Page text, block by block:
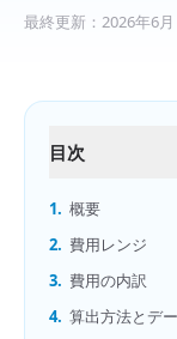
最終更新： 2026年6月
目次
1. 概要
2. 費用レンジ
3. 費用の内訳
4. 算出方法とデ